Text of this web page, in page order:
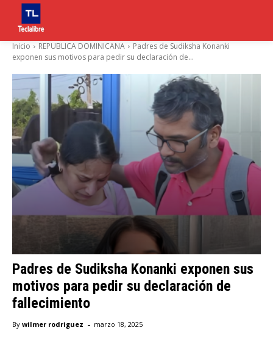
Inicio REPUBLICA DOMINICANA
Padres de Sudiksha Konanki
exponen sus motivos para pedir su declaración de...
Padres de Sudiksha Konanki exponen sus
motivos para pedir su declaración de
fallecimiento
By wilmer rodriguez - marzo 18, 2025